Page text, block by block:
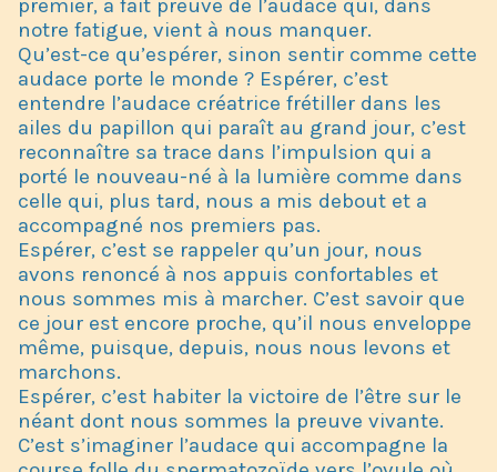
premier, a fait preuve de l’audace qui, dans
notre fatigue, vient à nous manquer.
Qu’est-ce qu’espérer, sinon sentir comme cette
audace porte le monde ? Espérer, c’est
entendre l’audace créatrice frétiller dans les
ailes du papillon qui paraît au grand jour, c’est
reconnaître sa trace dans l’impulsion qui a
porté le nouveau-né à la lumière comme dans
celle qui, plus tard, nous a mis debout et a
accompagné nos premiers pas.
Espérer, c’est se rappeler qu’un jour, nous
avons renoncé à nos appuis confortables et
nous sommes mis à marcher. C’est savoir que
ce jour est encore proche, qu’il nous enveloppe
même, puisque, depuis, nous nous levons et
marchons.
Espérer, c’est habiter la victoire de l’être sur le
néant dont nous sommes la preuve vivante.
C’est s’imaginer l’audace qui accompagne la